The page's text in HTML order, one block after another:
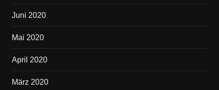
Juni 2020
Mai 2020
April 2020
März 2020